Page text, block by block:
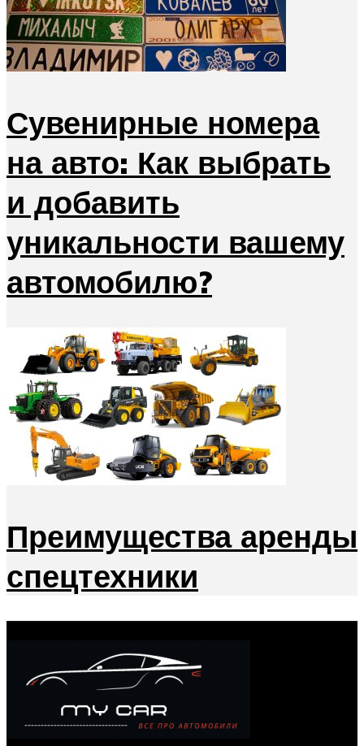
Сувенирные номера
на авто: Как выбрать
и добавить
уникальности вашему
автомобилю?
Преимущества аренды
спецтехники